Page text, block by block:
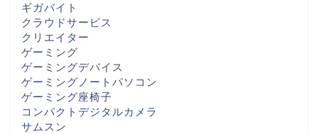
ギガバイト
クラウドサービス
クリエイター
ゲーミング
ゲーミングデバイス
ゲーミングノートパソコン
ゲーミング座椅子
コンパクトデジタルカメラ
サムスン